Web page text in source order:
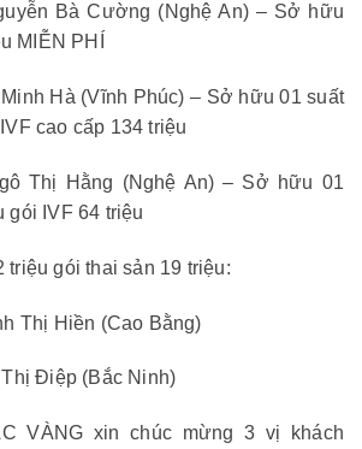
Bà Cường (Nghệ An) – Sở hữu
MIỄN PHÍ
Hà (Vĩnh Phúc) – Sở hữu 01 suất
cao cấp 134 triệu
Thị Hằng (Nghệ An) – Sở hữu 01
gói IVF 64 triệu
triệu gói thai sản 19 triệu:
Thị Hiền (Cao Bằng)
Điệp (Bắc Ninh)
VÀNG xin chúc mừng 3 vị khách